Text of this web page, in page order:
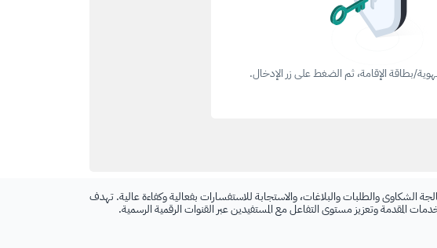
بطاقة الإقامة، ثم الضغط على زر الإدخال.
والطلبات والبلاغات، والاستجابة للاستفسارات بفعالية وكفاءة عالية. تهدف
المقدمة وتعزيز مستوى التفاعل مع المستفيدين عبر القنوات الرقمية الرسمية.